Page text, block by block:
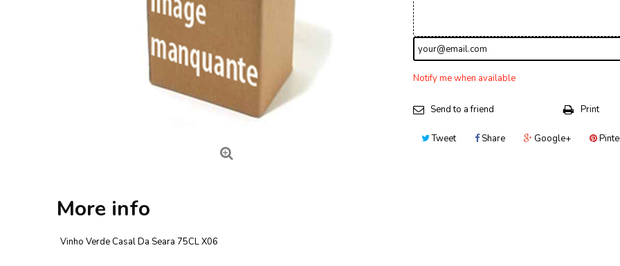
Notify me when available
Send to a friend Print
Tweet Share Google+
More info
Vinho Verde Casal Da Seara 75CL X06